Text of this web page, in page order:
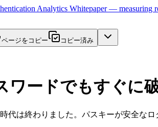
Analytics Whitepaper — measuring
ページをコピー コピー済み
ワードでもすぐに
代は終わりました。パスキーが安全な